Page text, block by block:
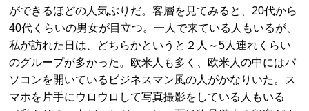
ができるほどの人気ぶりだ。客層を見てみると、20代から
40代くらいの男女が目立つ。一人で来ている人もいるが、
私が訪れた日は、どちらかというと２人～5人連れくらい
のグループが多かった。欧米人も多く、欧米人の中にはパ
ソコンを開いているビジネスマン風の人がかなりいた。ス
マホを片手にウロウロして写真撮影をしている人もいる